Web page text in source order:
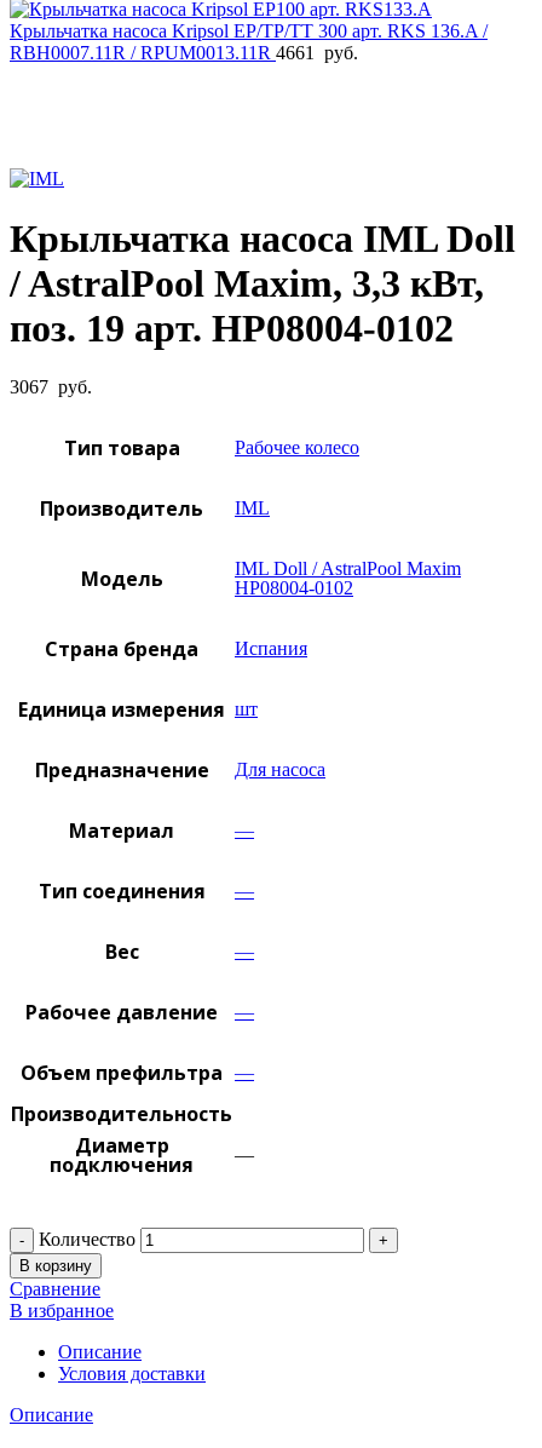
Крыльчатка насоса Kripsol ЕР/ТР/ТТ 300 арт. RKS 136.A /
RBH0007.11R / RPUM0013.11R 4661 руб.
Крыльчатка насоса IML Doll
/ AstralPool Maxim, 3,3 кВт,
поз. 19 арт. HP08004-0102
3067 руб.
Тип товара Рабочее колесо
Производитель IML
Модель
IML Doll / AstralPool Maxim
HP08004-0102
Страна бренда Испания
Единица измерения шт
Предназначение Для насоса
Материал —
Тип соединения —
Вес —
Рабочее давление —
Объем префильтра —
Производительность
Диаметр
подключения —
Количество
В корзину
Сравнение
В избранное
Описание
Условия доставки
Описание